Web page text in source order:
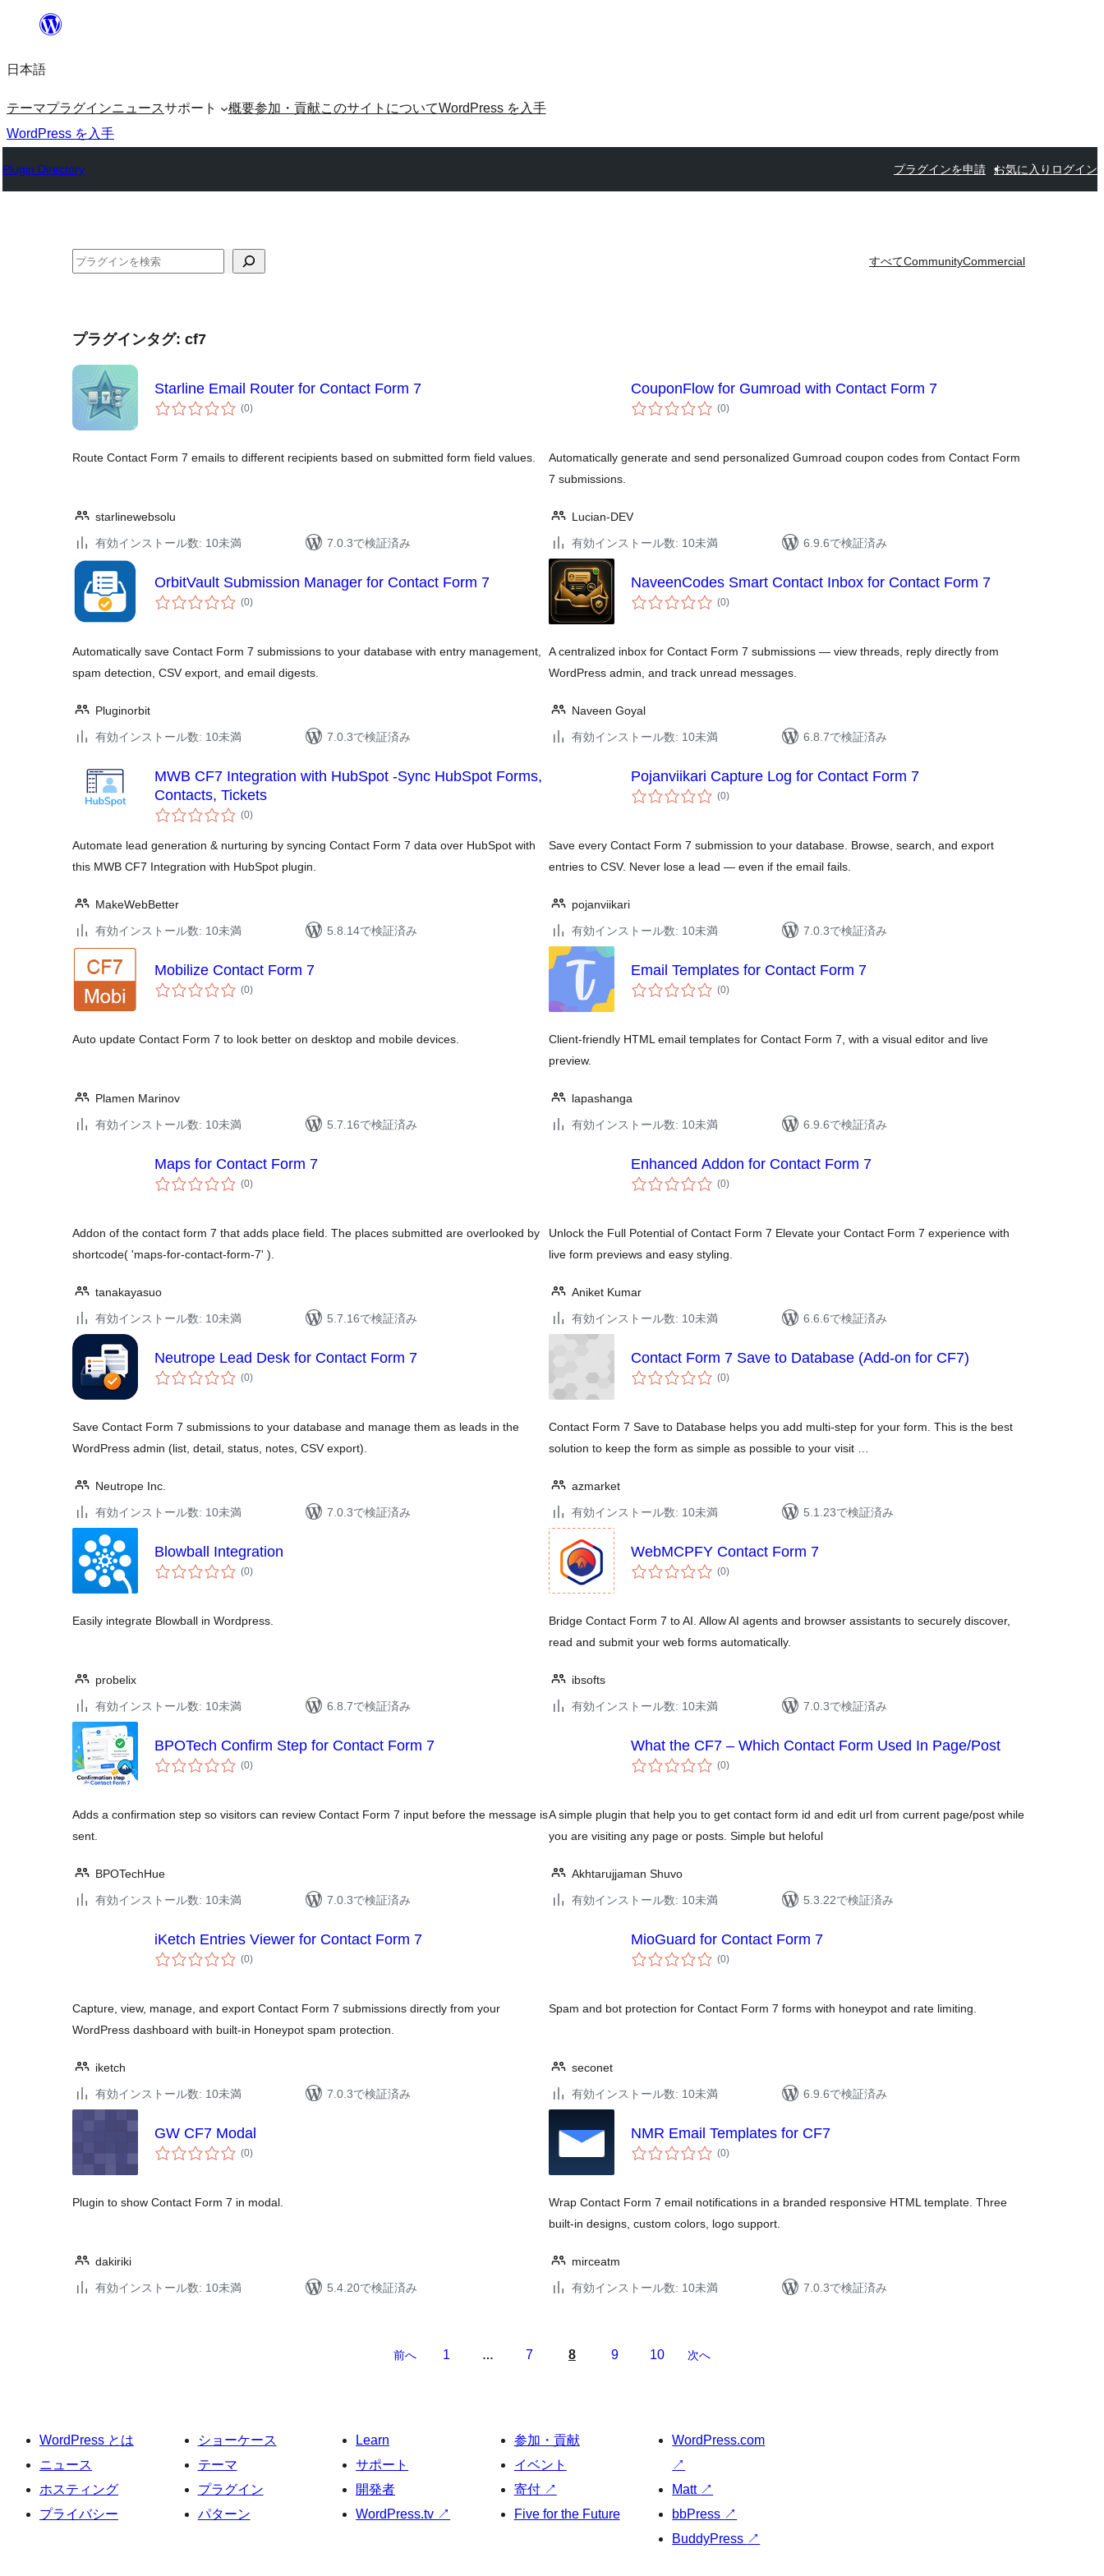
を
ッ
プ
日本語
テーマプラグインニュースサポート 概要参加・貢献このサイトについてWordPress を入手
WordPress を入手
Plugin Directory プラグインを申請 お気に入り ログイン
検
すべてCommunityCommercial
プラグインタグ: cf7
Starline Email Router for Contact Form 7
(0個
の)
Route Contact Form 7 emails to different recipients based on submitted form field values.
starlinewebsolu
有効インストール数: 10未満
7.0.3で検証済み
CouponFlow for Gumroad with Contact Form 7
(0個
の)
Automatically generate and send personalized Gumroad coupon codes from Contact Form
7 submissions.
Lucian-DEV
有効インストール数: 10未満
6.9.6で検証済み
OrbitVault Submission Manager for Contact Form 7
(0個
の)
Automatically save Contact Form 7 submissions to your database with entry management,
spam detection, CSV export, and email digests.
Pluginorbit
有効インストール数: 10未満
7.0.3で検証済み
NaveenCodes Smart Contact Inbox for Contact Form 7
(0個
の)
A centralized inbox for Contact Form 7 submissions — view threads, reply directly from
WordPress admin, and track unread messages.
Naveen Goyal
有効インストール数: 10未満
6.8.7で検証済み
MWB CF7 Integration with HubSpot -Sync HubSpot Forms,
Contacts, Tickets
(0個
の
価
)
Automate lead generation & nurturing by syncing Contact Form 7 data over HubSpot with
this MWB CF7 Integration with HubSpot plugin.
MakeWebBetter
有効インストール数: 10未満
5.8.14で検証済み
Pojanviikari Capture Log for Contact Form 7
(0個
の)
Save every Contact Form 7 submission to your database. Browse, search, and export
entries to CSV. Never lose a lead — even if the email fails.
pojanviikari
有効インストール数: 10未満
7.0.3で検証済み
Mobilize Contact Form 7
(0個
の)
Auto update Contact Form 7 to look better on desktop and mobile devices.
Plamen Marinov
有効インストール数: 10未満
5.7.16で検証済み
Email Templates for Contact Form 7
(0個
の)
Client-friendly HTML email templates for Contact Form 7, with a visual editor and live
preview.
lapashanga
有効インストール数: 10未満
6.9.6で検証済み
Maps for Contact Form 7
(0個
の)
Addon of the contact form 7 that adds place field. The places submitted are overlooked by
shortcode( 'maps-for-contact-form-7' ).
tanakayasuo
有効インストール数: 10未満
5.7.16で検証済み
Enhanced Addon for Contact Form 7
(0個
の)
Unlock the Full Potential of Contact Form 7 Elevate your Contact Form 7 experience with
live form previews and easy styling.
Aniket Kumar
有効インストール数: 10未満
6.6.6で検証済み
Neutrope Lead Desk for Contact Form 7
(0個
の)
Save Contact Form 7 submissions to your database and manage them as leads in the
WordPress admin (list, detail, status, notes, CSV export).
Neutrope Inc.
有効インストール数: 10未満
7.0.3で検証済み
Contact Form 7 Save to Database (Add-on for CF7)
(0個
の)
Contact Form 7 Save to Database helps you add multi-step for your form. This is the best
solution to keep the form as simple as possible to your visit …
azmarket
有効インストール数: 10未満
5.1.23で検証済み
Blowball Integration
(0個
の)
Easily integrate Blowball in Wordpress.
probelix
有効インストール数: 10未満
6.8.7で検証済み
WebMCPFY Contact Form 7
(0個
の)
Bridge Contact Form 7 to AI. Allow AI agents and browser assistants to securely discover,
read and submit your web forms automatically.
ibsofts
有効インストール数: 10未満
7.0.3で検証済み
BPOTech Confirm Step for Contact Form 7
(0個
の)
Adds a confirmation step so visitors can review Contact Form 7 input before the message is
sent.
BPOTechHue
有効インストール数: 10未満
7.0.3で検証済み
What the CF7 – Which Contact Form Used In Page/Post
(0個
の)
A simple plugin that help you to get contact form id and edit url from current page/post while
you are visiting any page or posts. Simple but heloful
Akhtarujjaman Shuvo
有効インストール数: 10未満
5.3.22で検証済み
iKetch Entries Viewer for Contact Form 7
(0個
の)
Capture, view, manage, and export Contact Form 7 submissions directly from your
WordPress dashboard with built-in Honeypot spam protection.
iketch
有効インストール数: 10未満
7.0.3で検証済み
MioGuard for Contact Form 7
(0個
の)
Spam and bot protection for Contact Form 7 forms with honeypot and rate limiting.
seconet
有効インストール数: 10未満
6.9.6で検証済み
GW CF7 Modal
(0個
の)
Plugin to show Contact Form 7 in modal.
dakiriki
有効インストール数: 10未満
5.4.20で検証済み
NMR Email Templates for CF7
(0個
の)
Wrap Contact Form 7 email notifications in a branded responsive HTML template. Three
built-in designs, custom colors, logo support.
mirceatm
有効インストール数: 10未満
7.0.3で検証済み
ジ
送
り
前へ 1 … 7 8 9 10 次へ
WordPress とは
ニュース
ホスティング
プライバシー
ショーケース
テーマ
プラグイン
パターン
Learn
サポート
開発者
WordPress.tv ↗
参加・貢献
イベント
寄付 ↗
Five for the Future
WordPress.com
↗
Matt ↗
bbPress ↗
BuddyPress ↗